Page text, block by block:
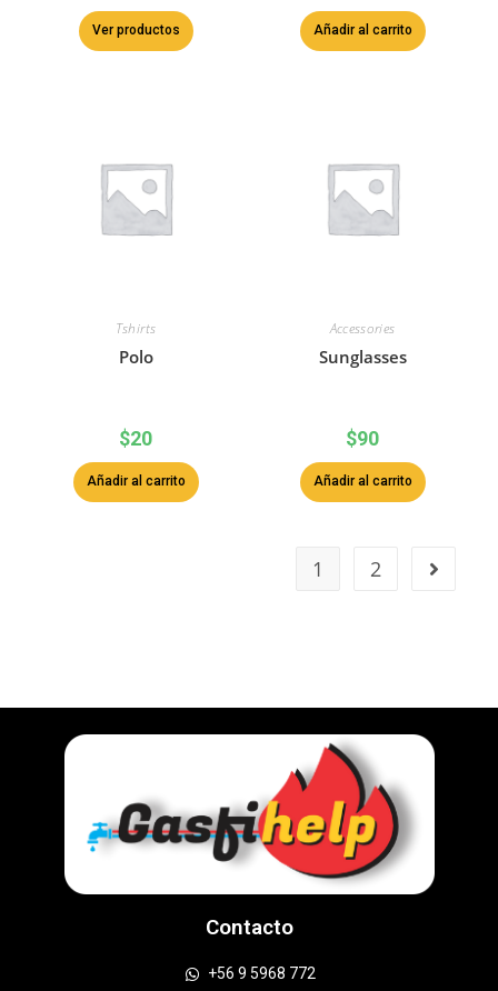
Ver productos Añadir al carrito
Tshirts
Polo
$20
Añadir al carrito
Accessories
Sunglasses
$90
Añadir al carrito
1 2
Contacto
+56 9 5968 772